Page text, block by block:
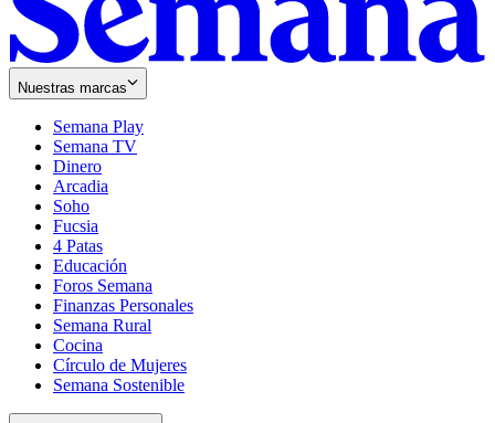
Nuestras marcas
Semana Play
Semana TV
Dinero
Arcadia
Soho
in
new
window
Fucsia
in
new
window
4 Patas
Educación
Foros Semana
Finanzas Personales
Semana Rural
Cocina
Círculo de Mujeres
Semana Sostenible